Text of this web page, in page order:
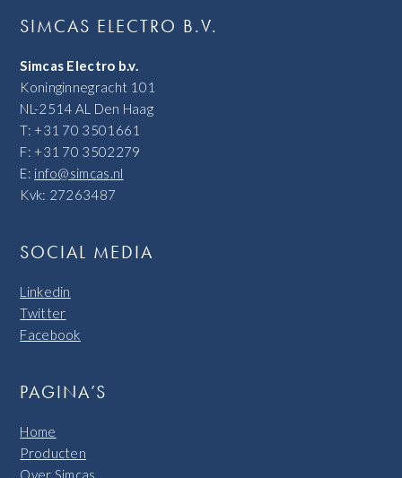
SIMCAS ELECTRO B.V.
Simcas Electro b.v.
Koninginnegracht 101
NL-2514 AL Den Haag
T: +31 70 3501661
F: +31 70 3502279
E: info@simcas.nl
Kvk: 27263487
SOCIAL MEDIA
Linkedin
Twitter
Facebook
PAGINA’S
Home
Producten
Over Simcas